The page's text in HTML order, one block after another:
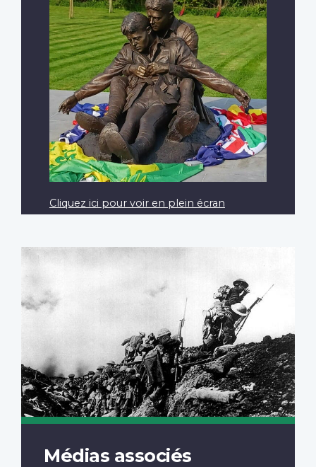
Cliquez ici pour voir en plein écran
Médias associés